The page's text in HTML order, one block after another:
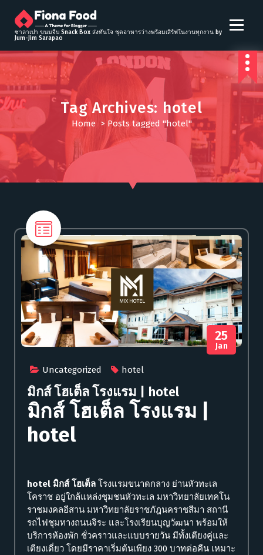
t
o
c
o
n
e
t
ซาลาเปา ขนมจีบ Snack Box ส่งทันใจ ชุดอาหารว่างพร้อมเสิร์ฟในงานทุกงาน by
Jum-Jim Sarapao
Tag Archives: hotel
Home> Posts tagged "hotel"
Uncategorized hotel
25
Jan
มิกส์ โฮเต็ล โรงแรม | hotel
มิกส์ โฮเต็ล โรงแรม |
hotel
hotel มิกส์ โฮเต็ล โรงแรมขนาดกลาง ย่านหัวทะเล
โคราช อยู่ใกล้แหล่งชุมชนหัวทะเล มหาวิทยาลัยเทคโน
ราชมงคลอีสาน มหาวิทยาลัยราชภัฎนคราชสีมา สถานี
รถไฟชุมทางถนนจิระ และโรงเรียนบุญวัฒนา พร้อมให้
บริการห้องพัก ชั่วคราวและแบบรายวัน มีทั้งเตียงคู่และ
เตียงเดี่ยว โดยมีราคาเริ่มต้นเพียง 300 บาทต่อคืน เหมาะ